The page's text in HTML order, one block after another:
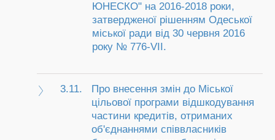
ЮНЕСКО" на 2016-2018 роки,
затвердженої рішенням Одеської
міської ради від 30 червня 2016
року № 776-VII.
3.11.
Про внесення змін до Міської
цільової програми відшкодування
частини кредитів, отриманих
об'єднаннями співвласників